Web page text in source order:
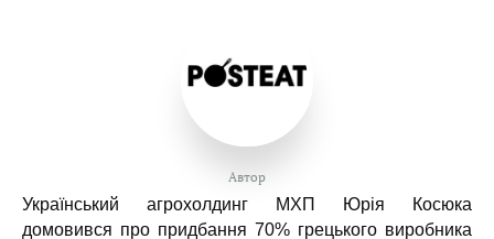
Автор
Український агрохолдинг МХП Юрія Косюка
домовився про придбання 70% грецького виробника